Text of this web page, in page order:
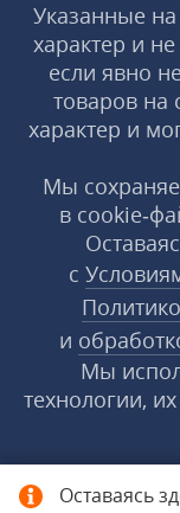
Оставаясь
Указанные
характер и
если явно
товаров на
характер и
Мы
в
с
и
Мы
технологии,